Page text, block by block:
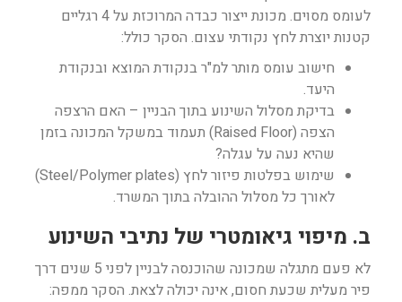
לעומס מסוים. מכונת ייצור כבדה המרוכזת על 4 רגליים
קטנות יוצרת לחץ נקודתי עצום. הסקר כולל:
חישוב עומס מותר למ"ר בנקודת המוצא ובנקודת
היעד.
בדיקת מסלול השינוע בתוך הבניין – האם הרצפה
הצפה (Raised Floor) תעמוד במשקל המכונה בזמן
שהיא נעה על עגלה?
שימוש בפלטות פיזור לחץ (Steel/Polymer plates)
לאורך כל מסלול ההובלה בתוך המשרד.
ב. מיפוי גיאומטרי של נתיבי השינוע
לא פעם מתגלה שמכונה שהוכנסה לבניין לפני 5 שנים דרך
פיר מעלית שכעת חסום, אינה יכולה לצאת. הסקר ממפה: